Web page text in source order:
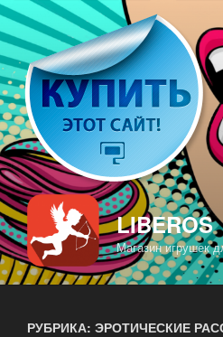
Перейти
к
содержимому
LIBEROS
Магазин игрушек
РУБРИКА: ЭРОТИЧЕСКИЕ